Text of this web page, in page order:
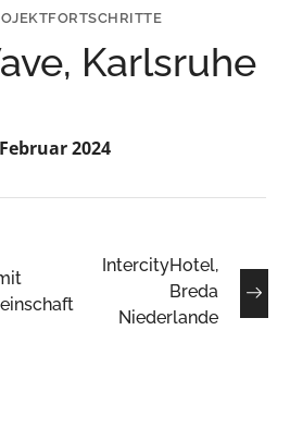
Karlsruhe
2024
IntercityHotel,
Breda
Niederlande